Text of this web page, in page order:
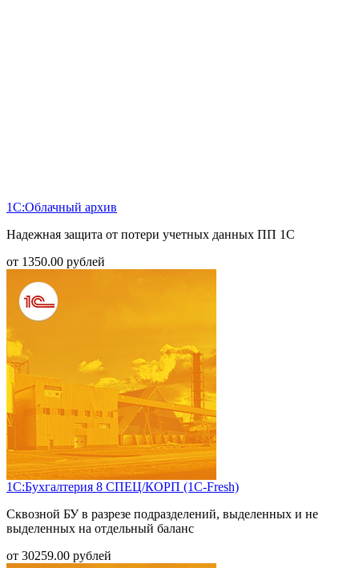
1С:Облачный архив
Надежная защита от потери учетных данных ПП 1С
от 1350.00 рублей
1С:Бухгалтерия 8 СПЕЦ/КОРП (1С-Fresh)
Сквозной БУ в разрезе подразделений, выделенных и не
выделенных на отдельный баланс
от 30259.00 рублей